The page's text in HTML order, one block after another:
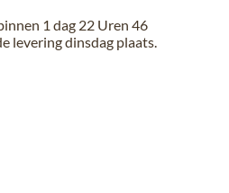
1 dag 22 Uren 46
leveringdinsdag plaats.